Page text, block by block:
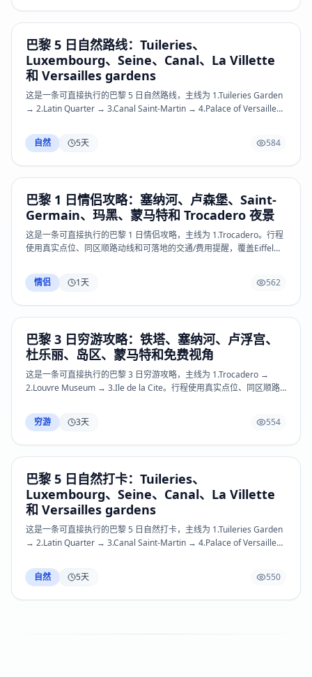
Chapelle、Latin Quarter、Luxembourg Garden、Saint-Germain-
Montmartre、Sacre-Coeur、Palais Garnier、Arc de Triomphe、
Seine quays、Canal Saint-Martin、Marche d’Aligre、Pere
Lachaise、Versailles、La Villette 和 Paris Catacombs 等关键体验；
热门场馆、景区预约、开放时间和小交通以官方页面或现场公告为准。
巴黎 5 日自然路线：Tuileries、
Luxembourg、Seine、Canal、La Villette
和 Versailles gardens
这是一条可直接执行的巴黎 5 日自然路线，主线为 1.Tuileries Garden
→ 2.Latin Quarter → 3.Canal Saint-Martin → 4.Palace of Versailles
费用提醒，覆盖Eiffel Tower、Trocadero、Champ de Mars、Louvre
Museum、Tuileries Garden、Palais Royal、Musee d’Orsay、Rodin
Chapelle、Latin Quarter、Luxembourg Garden、Saint-Germain-
Montmartre、Sacre-Coeur、Palais Garnier、Arc de Triomphe、
Seine quays、Canal Saint-Martin、Marche d’Aligre、Pere
Lachaise、Versailles、La Villette 和 Paris Catacombs 等关键体验；
热门场馆、景区预约、开放时间和小交通以官方页面或现场公告为准。
自然 5天 584
巴黎 1 日情侣攻略：塞纳河、卢森堡、Saint-
Germain、玛黑、蒙马特和 Trocadero 夜景
这是一条可直接执行的巴黎 1 日情侣攻略，主线为 1.Trocadero。行程
使用真实点位、同区顺路动线和可落地的交通/费用提醒，覆盖Eiffel
Garden、Palais Royal、Musee d’Orsay、Rodin Museum、Les
Invalides、Ile de la Cite、Notre-Dame、Sainte-Chapelle、Latin
Mouffetard、Le Marais、Centre Pompidou、Montmartre、Sacre-
Saint-Martin、Marche d’Aligre、Pere Lachaise、Versailles、La
Villette 和 Paris Catacombs 等关键体验；热门场馆、景区预约、开放
时间和小交通以官方页面或现场公告为准。
情侣 1天 562
巴黎 3 日穷游攻略：铁塔、塞纳河、卢浮宫、
杜乐丽、岛区、蒙马特和免费视角
这是一条可直接执行的巴黎 3 日穷游攻略，主线为 1.Trocadero →
2.Louvre Museum → 3.Ile de la Cite。行程使用真实点位、同区顺路
Champ de Mars、Louvre Museum、Tuileries Garden、Palais
Royal、Musee d’Orsay、Rodin Museum、Les Invalides、Ile de la
Garden、Saint-Germain-des-Pres、Rue Mouffetard、Le Marais、
Arc de Triomphe、Seine quays、Canal Saint-Martin、Marche
d’Aligre、Pere Lachaise、Versailles、La Villette 和 Paris
Catacombs 等关键体验；热门场馆、景区预约、开放时间和小交通以
官方页面或现场公告为准。
穷游 3天 554
巴黎 5 日自然打卡：Tuileries、
Luxembourg、Seine、Canal、La Villette
和 Versailles gardens
这是一条可直接执行的巴黎 5 日自然打卡，主线为 1.Tuileries Garden
→ 2.Latin Quarter → 3.Canal Saint-Martin → 4.Palace of Versailles
费用提醒，覆盖Eiffel Tower、Trocadero、Champ de Mars、Louvre
Museum、Tuileries Garden、Palais Royal、Musee d’Orsay、Rodin
Montmartre、Sacre-Coeur、Palais Garnier、Arc de Triomphe、
自然 5天 550